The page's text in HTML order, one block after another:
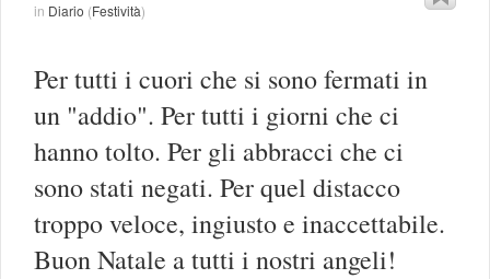
in Diario (Festività)
Per tutti i cuori che si sono fermati in
un "addio". Per tutti i giorni che ci
hanno tolto. Per gli abbracci che ci
sono stati negati. Per quel distacco
troppo veloce, ingiusto e inaccettabile.
Buon Natale a tutti i nostri angeli!